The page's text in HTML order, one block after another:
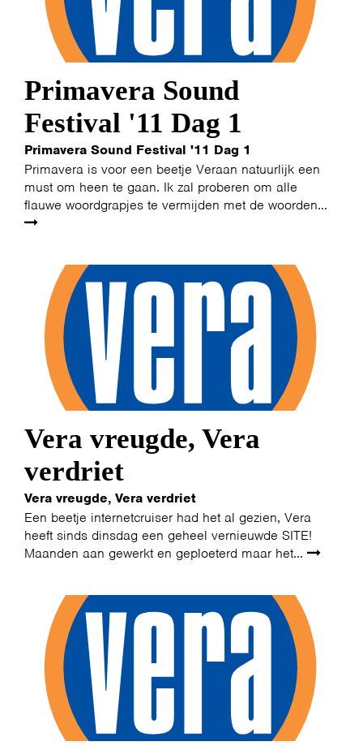
HOME AGENDA ARTDIVISION
PHOTOS WEBSHOP
MY TICKETS
Primavera Sound
Festival '11 Dag 1
Primavera Sound Festival '11 Dag 1
Primavera is voor een beetje Veraan natuurlijk een
must om heen te gaan. Ik zal proberen om alle
flauwe woordgrapjes te vermijden met de woorden...
Vera vreugde, Vera
verdriet
Vera vreugde, Vera verdriet
Een beetje internetcruiser had het al gezien, Vera
heeft sinds dinsdag een geheel vernieuwde SITE!
Maanden aan gewerkt en geploeterd maar het...